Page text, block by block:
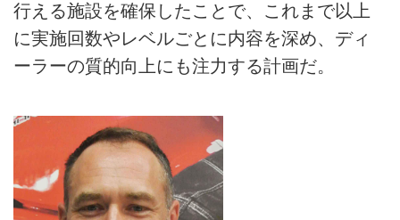
行える施設を確保したことで、これまで以上
に実施回数やレベルごとに内容を深め、ディ
ーラーの質的向上にも注力する計画だ。